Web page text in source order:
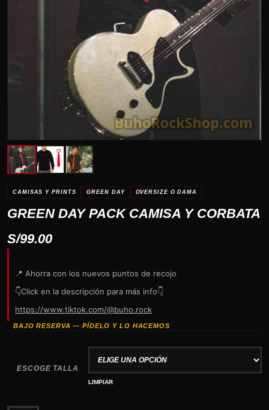
CAMISAS Y PRINTS GREEN DAY OVERSIZE O DAMA
GREEN DAY PACK CAMISA Y CORBATA
S/99.00
📍 Ahorra con los nuevos puntos de recojo
👇Click en la descripción para más info👇
https://www.tiktok.com/@buho.rock
BAJO RESERVA — PÍDELO Y LO HACEMOS
ESCOGE TALLA
LIMPIAR